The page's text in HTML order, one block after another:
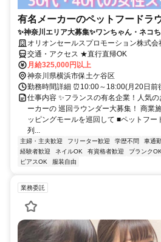
有名メーカーのペットフードラ
✨神奈川エリア大募集✨ワンちゃん・ネコ
オリオンセールスプロモーション株式
交通・アクセス ★直行直帰OK
月給325,000円以上
神奈川県横浜市保土ケ谷区
勤務時間詳細 ⏰10:00～18:00(月20日前
仕事内容 ✨フランスの有名企業！人気
ーカーの 巡回ラウンダー大募集！ 商業
ッピングモールを巡回して ■ペットフー
列...
主婦・主夫歓迎 フリーター歓迎 学歴不問 車通
経験者歓迎
ネイルOK 有資格者歓迎 ブランクOK
ピアスOK
服装自由
業務委託